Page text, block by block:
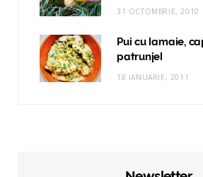
31 OCTOMBRIE, 2010
Pui cu lamaie,
patrunjel
18 IANUARIE, 2011